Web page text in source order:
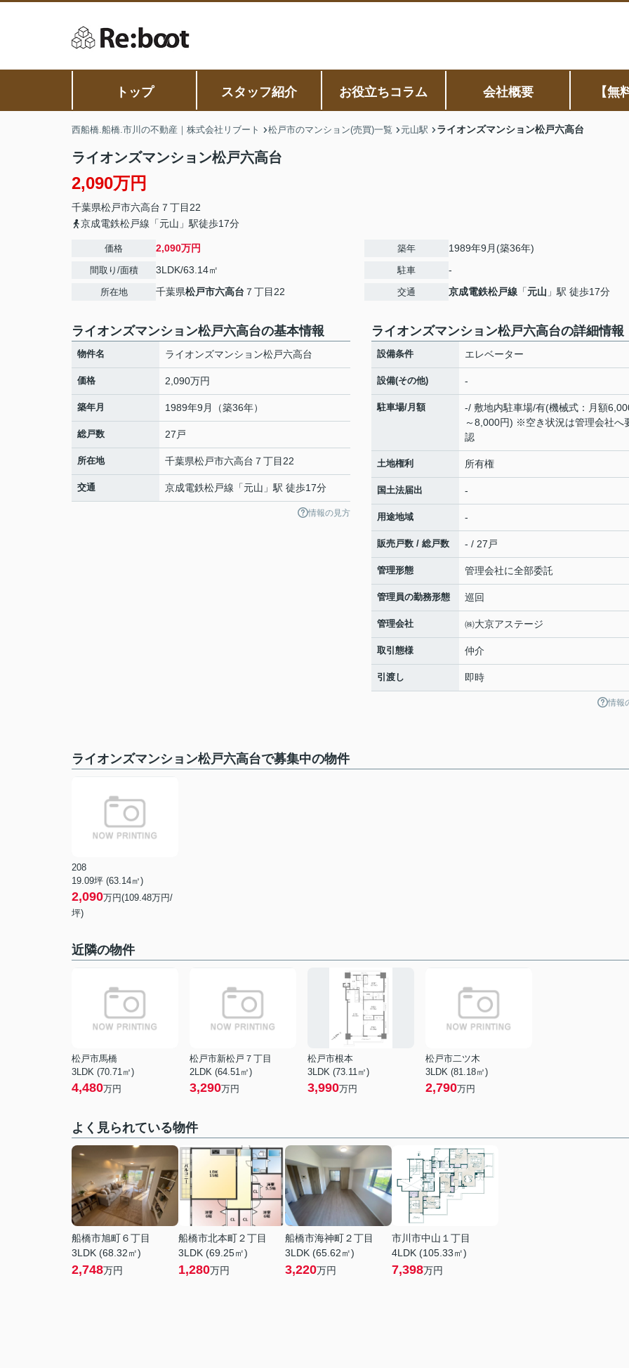
トップ スタッフ紹介 お役立ちコラム 会社概要 【無
西船橋.船橋.市川の不動産｜株式会社リブート 松戸市のマンション(売買)一覧 元山駅 ライオンズマンション松戸六高台
ライオンズマンション松戸六高台
2,090万円
千葉県松戸市六高台 ７丁目22
京成電鉄松戸線「元山」駅徒歩17分
価格 2,090万円
間取り/面積 3LDK/63.14㎡
所在地 千葉県松戸市六高台 ７丁目22
築年 1989年9月(築36年)
駐車 -
交通 京成電鉄松戸線 「元山 」駅 徒歩17分
ライオンズマンション松戸六高台の基本情報
物件名 ライオンズマンション松戸六高台
価格 2,090万円
築年月 1989年9月（築36年）
総戸数 27戸
所在地 千葉県松戸市六高台 ７丁目22
交通 京成電鉄松戸線 「元山 」駅 徒歩17分
情報の見方
ライオンズマンション松戸六高台の詳細情報
設備条件 エレベーター
設備(その他) -
駐車場/月額
-/ 敷地内駐車場/有(機械式：月額
～8,000円) ※空き状況は管理会社へ
認
土地権利 所有権
国土法届出 -
用途地域 -
販売戸数 / 総戸数 - / 27戸
管理形態 管理会社に全部委託
管理員の勤務形態 巡回
管理会社 ㈱大京アステージ
取引態様 仲介
引渡し 即時
情報
ライオンズマンション松戸六高台で募集中の物件
208
19.09坪 (63.14㎡)
2,090万円(109.48万円/
坪)
近隣の物件
松戸市馬橋
3LDK (70.71㎡)
4,480万円
松戸市新松戸７丁目
2LDK (64.51㎡)
3,290万円
松戸市根本
3LDK (73.11㎡)
3,990万円
松戸市二ツ木
3LDK (81.18㎡)
2,790万円
よく見られている物件
船橋市旭町６丁目
3LDK (68.32㎡)
2,748万円
船橋市北本町２丁目
3LDK (69.25㎡)
1,280万円
船橋市海神町２丁目
3LDK (65.62㎡)
3,220万円
市川市中山１丁目
4LDK (105.33㎡)
7,398万円